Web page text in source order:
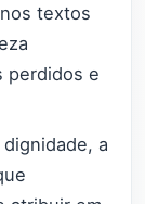
textos
perdidos e
a